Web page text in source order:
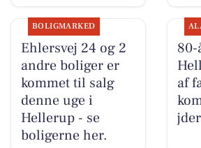
BOLIGMARKED
Ehlersvej 24 og 2
andre boliger er
kommet til salg
denne uge i
Hellerup - se
boligerne her.
af
jder